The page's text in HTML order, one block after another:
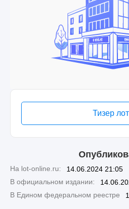
Тизер
На lot-online.ru:
14.06.2024 21:05
В официальном издании:
В Едином федеральном реестре